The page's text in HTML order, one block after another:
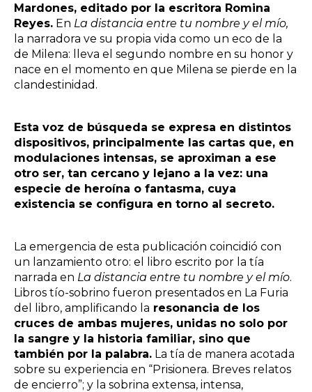
Mardones, editado por la escritora Romina
Reyes. En La distancia entre tu nombre y el mío,
la narradora ve su propia vida como un eco de la
de Milena: lleva el segundo nombre en su honor y
nace en el momento en que Milena se pierde en la
clandestinidad.
Esta voz de búsqueda se expresa en distintos
dispositivos, principalmente las cartas que, en
modulaciones intensas, se aproximan a ese
otro ser, tan cercano y lejano a la vez: una
especie de heroína o fantasma, cuya
existencia se configura en torno al secreto.
La emergencia de esta publicación coincidió con
un lanzamiento otro: el libro escrito por la tía
narrada en La distancia entre tu nombre y el mío.
Libros tío-sobrino fueron presentados en La Furia
del libro, amplificando la resonancia de los
cruces de ambas mujeres, unidas no solo por
la sangre y la historia familiar, sino que
también por la palabra. La tía de manera acotada
sobre su experiencia en “Prisionera. Breves relatos
de encierro”; y la sobrina extensa, intensa,